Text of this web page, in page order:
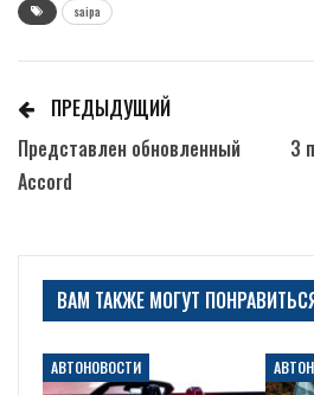
saipa
ПРЕДЫДУЩИЙ
Представлен обновленный
Accord
3
ВАМ ТАКЖЕ МОГУТ
АВТОНОВОСТИ